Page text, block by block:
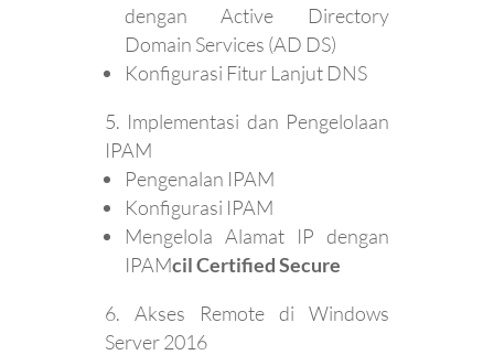
dengan Active Directory
Domain Services (AD DS)
Konfigurasi Fitur Lanjut DNS
Implementasi dan Pengelolaan
IPAM
Pengenalan IPAM
Konfigurasi IPAM
Mengelola Alamat IP dengan
IPAMcil Certified Secure
Akses Remote di Windows
Server 2016